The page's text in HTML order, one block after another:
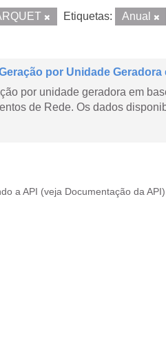
Etiquetas: Anual
por Unidade Geradora
por unidade geradora em
de Rede. Os dados
a API (veja Documentação da API